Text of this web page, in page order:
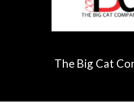
The Big Cat